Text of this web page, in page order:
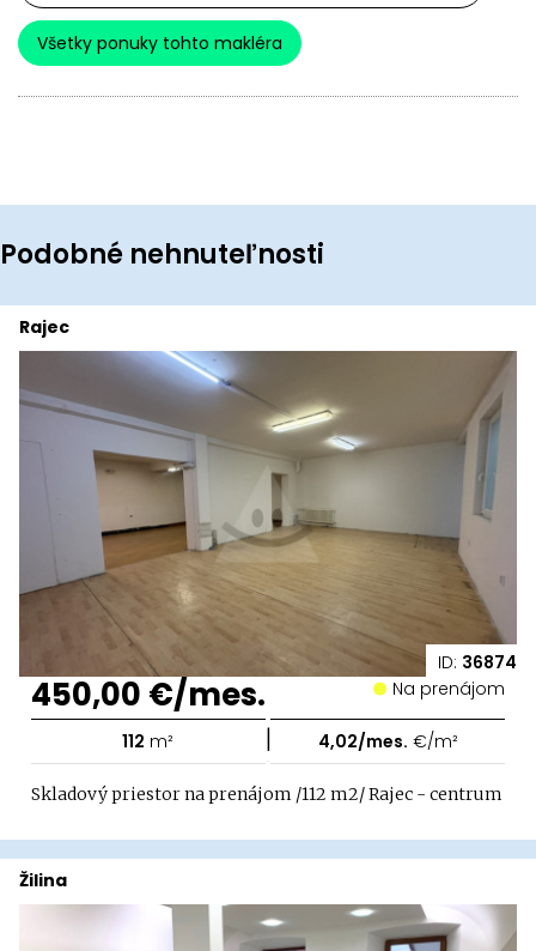
Všetky ponuky tohto makléra
Podobné nehnuteľnosti
ID: 36874
Rajec
450,00 €/mes. Na prenájom
112 m² | 4,02/mes. €/m²
Skladový priestor na prenájom /112 m2/ Rajec - centrum
Žilina